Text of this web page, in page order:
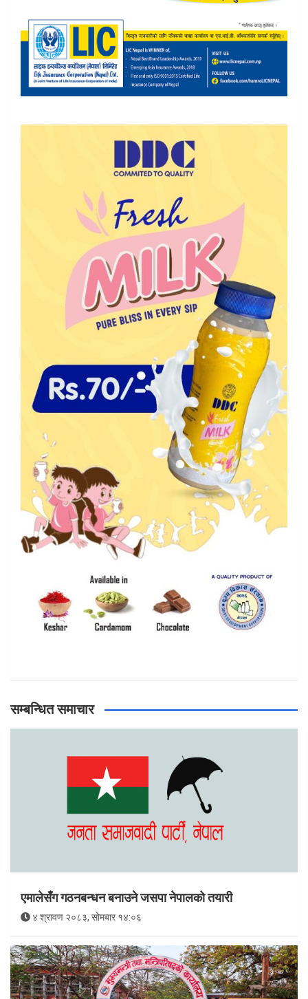
सम्बन्धित समाचार
एमालेसँग गठनबन्धन बनाउने जसपा नेपालको तयारी
४ श्रावण २०८३, सोमबार १४:०६